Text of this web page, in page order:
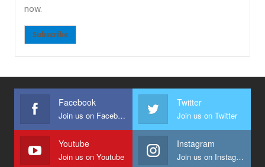
now.
Subscribe
Facebook
Join us on Facebook
Twitter
Join us on Twitter
Youtube
Join us on Youtube
Instagram
Join us on Instagram